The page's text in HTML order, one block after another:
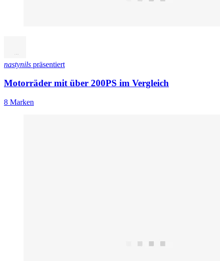
nastynils präsentiert
Motorräder mit über 200PS im Vergleich
8 Marken